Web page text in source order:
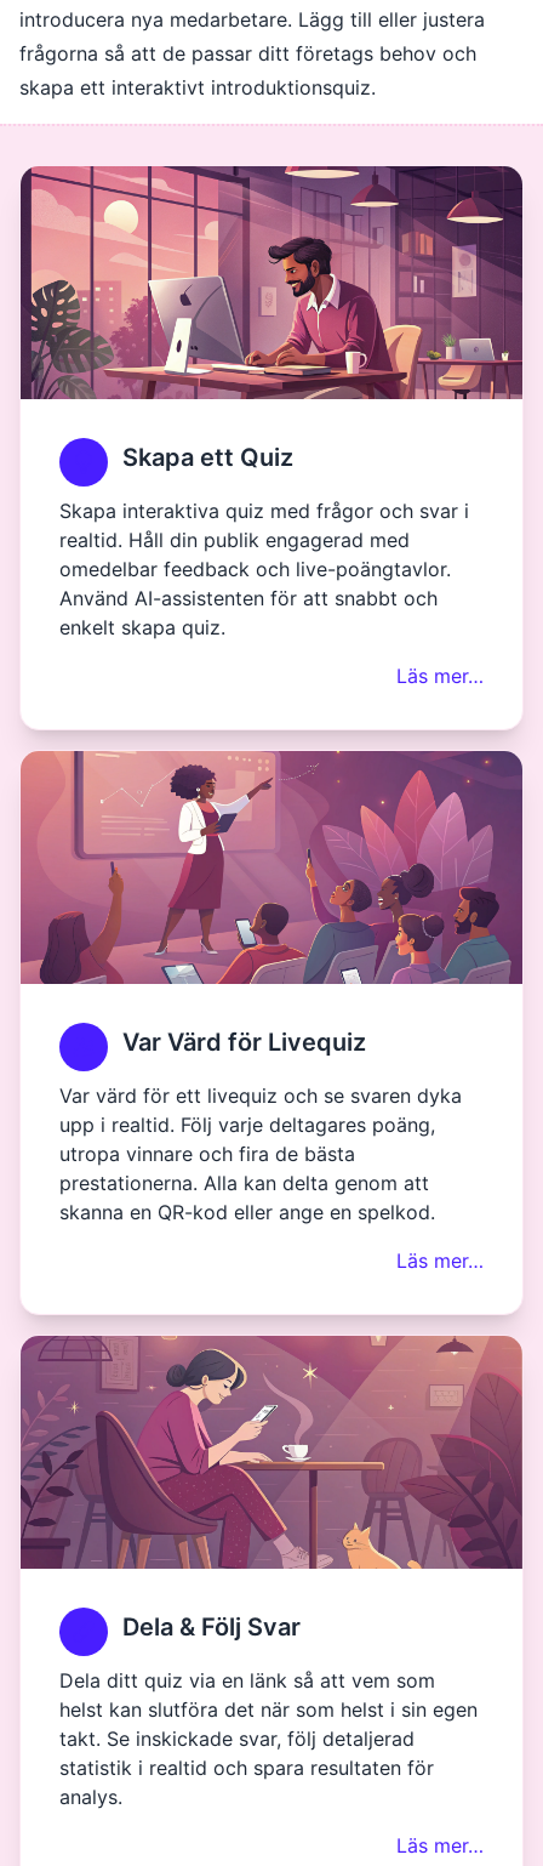
introducera nya medarbetare. Lägg till eller justera
frågorna så att de passar ditt företags behov och
skapa ett interaktivt introduktionsquiz.
Skapa ett Quiz
Skapa interaktiva quiz med frågor och svar i
realtid. Håll din publik engagerad med
omedelbar feedback och live-poängtavlor.
Använd AI-assistenten för att snabbt och
enkelt skapa quiz.
Läs mer…
Var Värd för Livequiz
Var värd för ett livequiz och se svaren dyka
upp i realtid. Följ varje deltagares poäng,
utropa vinnare och fira de bästa
prestationerna. Alla kan delta genom att
skanna en QR-kod eller ange en spelkod.
Läs mer…
Dela & Följ Svar
Dela ditt quiz via en länk så att vem som
helst kan slutföra det när som helst i sin egen
takt. Se inskickade svar, följ detaljerad
statistik i realtid och spara resultaten för
analys.
Läs mer…